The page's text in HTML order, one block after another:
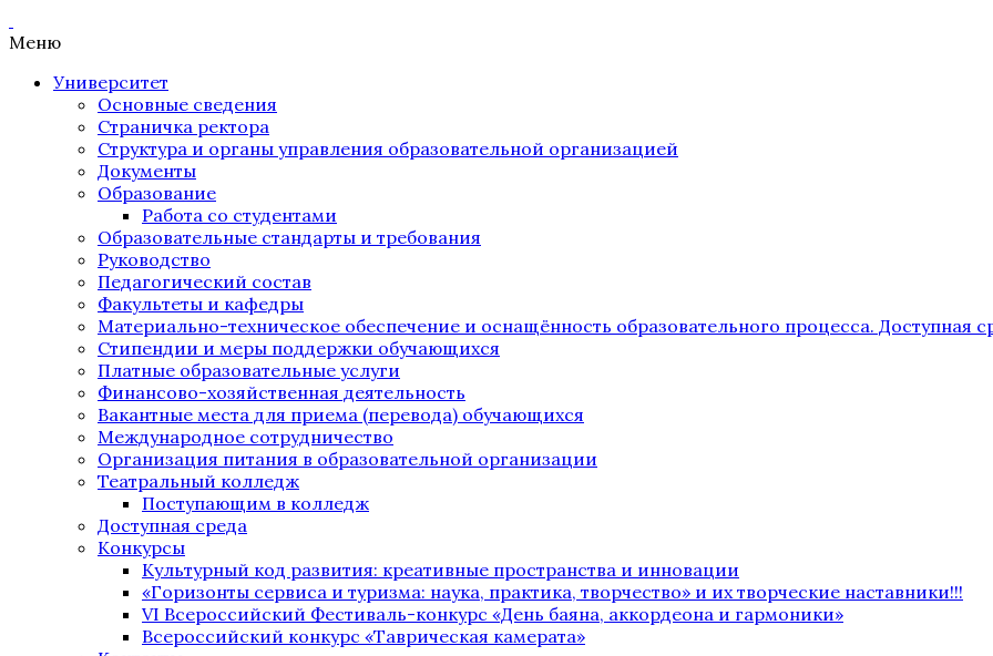
Меню
Университет
Основные сведения
Страничка ректора
Структура и органы управления образовательной организацией
Документы
Образование
Работа со студентами
Образовательные стандарты и требования
Руководство
Педагогический состав
Факультеты и кафедры
Материально-техническое обеспечение и оснащённость образовательного процесса. Доступная
Стипендии и меры поддержки обучающихся
Платные образовательные услуги
Финансово-хозяйственная деятельность
Вакантные места для приема (перевода) обучающихся
Международное сотрудничество
Организация питания в образовательной организации
Театральный колледж
Поступающим в колледж
Доступная среда
Конкурсы
Культурный код развития: креативные пространства и инновации
«Горизонты сервиса и туризма: наука, практика, творчество» и их творческие наставники!!!
VI Всероссийский Фестиваль-конкурс «День баяна, аккордеона и гармоники»
Всероссийский конкурс «Таврическая камерата»